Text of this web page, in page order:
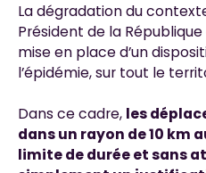
La dégradation du
Président de la
mise en place d’un
l’épidémie, sur tout le
Dans ce cadre, les
dans un rayon de 10 km
limite de durée et sans